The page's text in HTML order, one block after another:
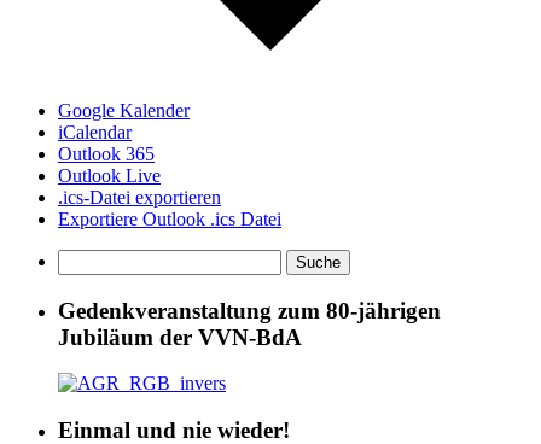
Google Kalender
iCalendar
Outlook 365
Outlook Live
.ics-Datei exportieren
Exportiere Outlook .ics Datei
Gedenkveranstaltung zum 80-jährigen
Jubiläum der VVN-BdA
Einmal und nie wieder!